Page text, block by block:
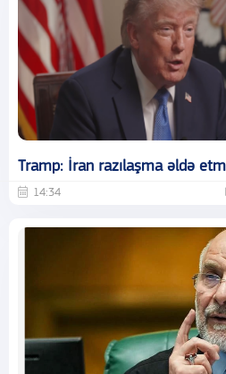
Tramp: İran razılaşma əldə
14:34